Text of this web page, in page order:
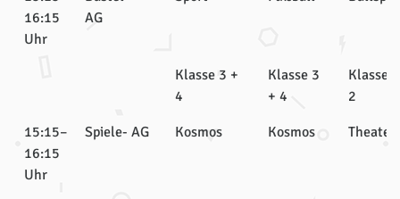
16:15
Uhr
AG
Klasse 3 +
4
Klasse 3
+ 4
Klasse
2
15:15–
16:15
Uhr
Spiele- AG Kosmos Kosmos Theater